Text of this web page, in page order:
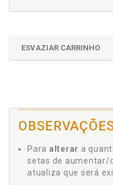
ESVAZIAR CARRINHO
Para alterar a
setas de aumentar/
atualiza que será